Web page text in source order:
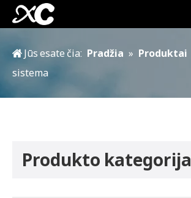
Jūs esate čia: Pradžia » Produktai
sistema
Produkto kategorija